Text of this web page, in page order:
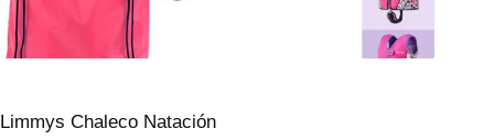
Limmys Chaleco Natación